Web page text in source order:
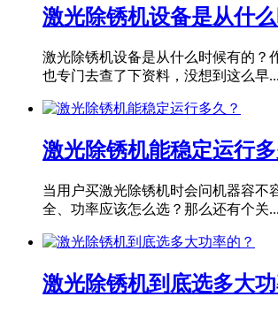
激光除锈机设备是从什
激光除锈机设备是从什么时候有的？
也专门去查了下资料，没想到这么早...
激光除锈机能稳定运行多
当用户买激光除锈机时会问机器容不
全、功率应该怎么选？那么还有个关...
激光除锈机到底选多大